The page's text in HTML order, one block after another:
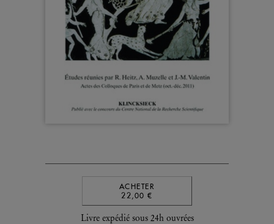
ACHETER
22,00 €
Livre expédié sous 24h ouvrées